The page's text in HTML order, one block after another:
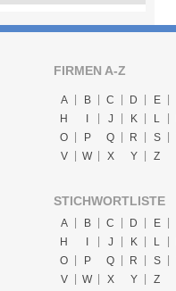
FIRMEN A-Z
A B C D E
H
J K L
O
P Q R S
V
W X Y Z
STICHWORTLISTE
A B C D E
H
J K L
O
P Q R S
V
W X Y Z